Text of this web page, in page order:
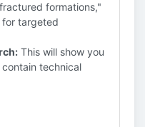
formations,"
targeted
This will show you
technical